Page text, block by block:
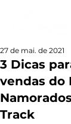
3 Dicas
vendas do
Track
27 de mai. de 2021